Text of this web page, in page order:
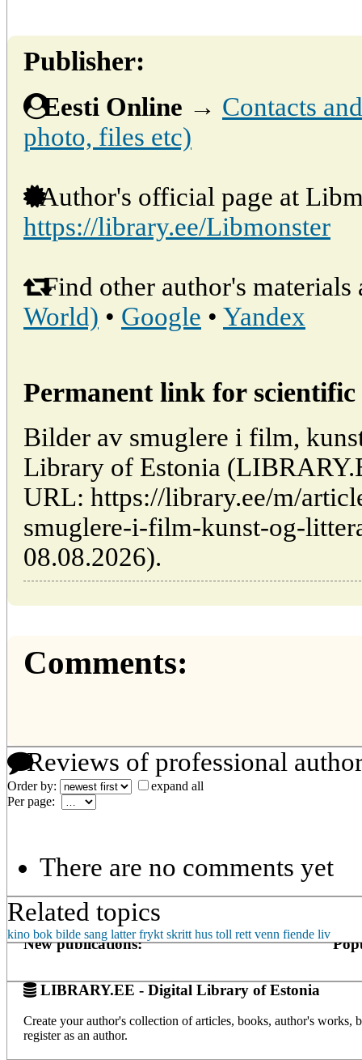
Publisher:
Eesti Online → Contacts
photo, files etc)
Author's official page at
https://library.ee/Libmonster
Find other author's materials
World) • Google • Yandex
Permanent link for
Bilder av smuglere i film,
Library of Estonia
URL: https://library.ee/m/
smuglere-i-film-kunst-og-
08.08.2026).
Comments:
Reviews of professional
Order by:
expand all
Per page:
There are no comments yet
Related topics
kino bok bilde sang latter frykt skritt hus toll rett venn fiende liv
New publications:
LIBRARY.EE - Digital Library of Estonia
Create your author's collection of articles, books, author's
register as an author.